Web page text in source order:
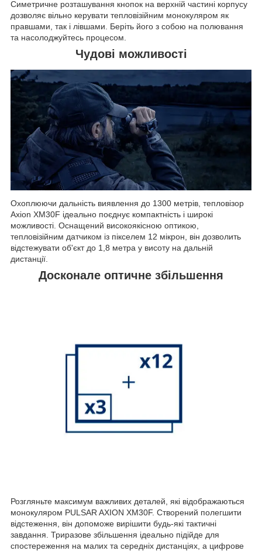
Симетричне розташування кнопок на верхній частині корпусу
дозволяє вільно керувати тепловізійним монокуляром як
правшами, так і лівшами. Беріть його з собою на полювання
та насолоджуйтесь процесом.
Чудові можливості
Охоплюючи дальність виявлення до 1300 метрів, тепловізор
Axion XM30F ідеально поєднує компактність і широкі
можливості. Оснащений високоякісною оптикою,
тепловізійним датчиком із пікселем 12 мікрон, він дозволить
відстежувати об'єкт до 1,8 метра у висоту на дальній
дистанції.
Досконале оптичне збільшення
Розгляньте максимум важливих деталей, які відображаються
монокуляром PULSAR AXION XM30F. Створений полегшити
відстеження, він допоможе вирішити будь-які тактичні
завдання. Триразове збільшення ідеально підійде для
спостереження на малих та середніх дистанціях, а цифрове